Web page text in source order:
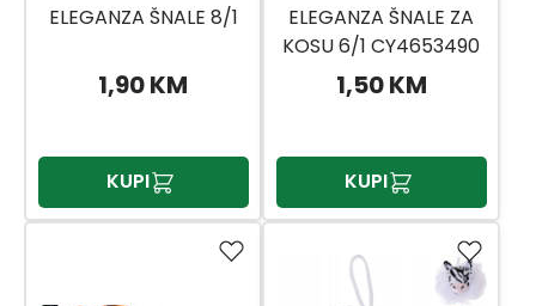
ELEGANZA ŠNALE 8/1
1,90 KM
KUPI
ELEGANZA ŠNALE ZA
KOSU 6/1 CY4653490
1,50 KM
KUPI